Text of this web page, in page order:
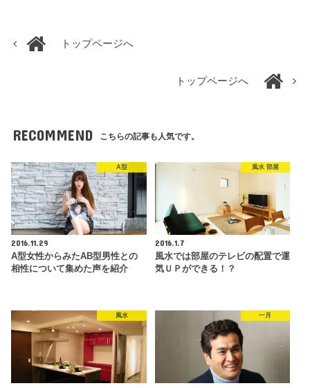
トップページへ
トップページへ
RECOMMEND こちらの記事も人気です。
A型
2016.11.29
A型女性からみたAB型男性との
相性について集めた声を紹介
風水 部屋
2016.1.7
風水では部屋のテレビの配置で運
気ＵＰができる！？
風水 一月